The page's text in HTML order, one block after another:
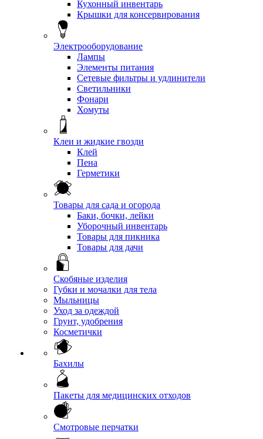
Кухонный инвентарь
Крышки для консервирования
Электрооборудование
Лампы
Элементы питания
Сетевые фильтры и удлинители
Светильники
Фонари
Хомуты
Клеи и жидкие гвозди
Клей
Пена
Герметики
Товары для сада и огорода
Баки, бочки, лейки
Уборочный инвентарь
Товары для пикника
Товары для дачи
Скобяные изделия
Губки и мочалки для тела
Мыльницы
Уход за одеждой
Грунт, удобрения
Косметички
Бахилы
Пакеты для медицинских отходов
Смотровые перчатки